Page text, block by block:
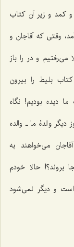
کمد و زیر آن کتاب
وقتی که آقاجان و
می‌رفتیم و در را باز
بلیط را بیرون
دیده بودیم! نگاه
والدۀ ما ـ والده
می‌خواهند به
بروند؟! حالا خودم
و دیگر نمی‌شود